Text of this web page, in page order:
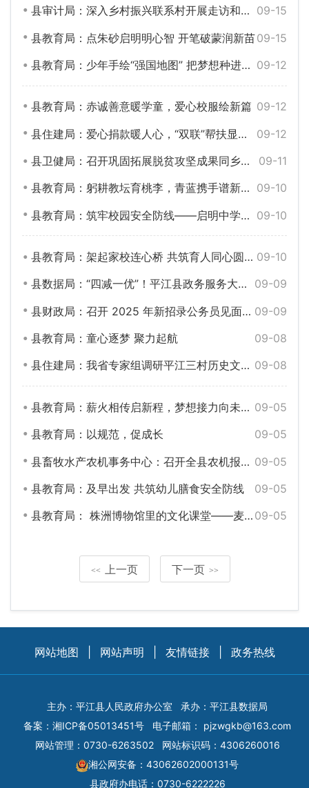
09-15
县审计局：深入乡村振兴联系村开展走访和学校“双联”活动
09-15
县教育局：点朱砂启明明心智 开笔破蒙润新苗
09-12
县教育局：少年手绘“强国地图” 把梦想种进祖国山河里
09-12
县教育局：赤诚善意暖学童，爱心校服绘新篇
09-12
县住建局：爱心捐款暖人心，“双联”帮扶显担当
09-11
县卫健局：召开巩固拓展脱贫攻坚成果同乡村振兴有效衔接工作推进会
09-10
县教育局：躬耕教坛育桃李，青蓝携手谱新篇——毛湾学校隆重举行教师节庆祝活动
09-10
县教育局：筑牢校园安全防线——启明中学小学部举办法治专题培训​
09-10
县教育局：架起家校连心桥 共筑育人同心圆——佐姣学校开展全员家访活动
09-09
县数据局：“四减一优”！平江县政务服务大厅奏响标准化建设“新乐章”
09-09
县财政局：召开 2025 年新招录公务员见面会暨集体廉政谈话
09-08
县教育局：童心逐梦 聚力起航
09-08
县住建局：我省专家组调研平江三村历史文化名村建设工作
09-05
县教育局：薪火相传启新程，梦想接力向未来——河东学校举行一年级入学礼
09-05
县教育局：以规范，促成长
09-05
县畜牧水产农机事务中心：召开全县农机报废更新补贴政策宣讲培训会
09-05
县教育局：及早出发 共筑幼儿膳食安全防线
09-05
县教育局： 株洲博物馆里的文化课堂——麦田计划长沙团队为平江学生搭建湖湘文化传承桥
<< 上一页 下一页 >>
网站地图 网站声明 友情链接 政务热线
主办：平江县人民政府办公室
承办：平江县数据局
备案： 湘ICP备05013451号 电子邮箱： pjzwgkb@163.com
网站管理：0730-6263502
网站标识码：4306260016
湘公网安备：43062602000131号
县政府办电话：0730-6222226